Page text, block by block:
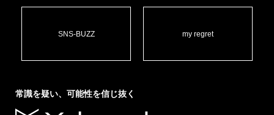
SNS-BUZZ my regret
常識を疑い、可能性を信じ抜く